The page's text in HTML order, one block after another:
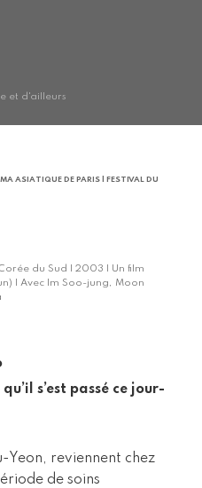
et d'ailleurs
ASIATIQUE DE PARIS | FESTIVAL DU
Corée du Sud | 2003 | Un film
| Avec Im Soo-jung, Moon
s’est passé ce jour-
Yeon, reviennent chez
de soins